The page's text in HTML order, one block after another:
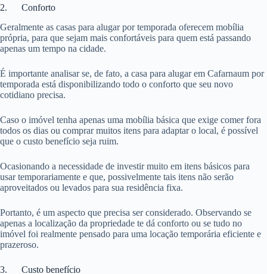
2. Conforto
Geralmente as casas para alugar por temporada oferecem mobília
própria, para que sejam mais confortáveis para quem está passando
apenas um tempo na cidade.
É importante analisar se, de fato, a casa para alugar em Cafarnaum por
temporada está disponibilizando todo o conforto que seu novo
cotidiano precisa.
Caso o imóvel tenha apenas uma mobília básica que exige comer fora
todos os dias ou comprar muitos itens para adaptar o local, é possível
que o custo benefício seja ruim.
Ocasionando a necessidade de investir muito em itens básicos para
usar temporariamente e que, possivelmente tais itens não serão
aproveitados ou levados para sua residência fixa.
Portanto, é um aspecto que precisa ser considerado. Observando se
apenas a localização da propriedade te dá conforto ou se tudo no
imóvel foi realmente pensado para uma locação temporária eficiente e
prazeroso.
3. Custo benefício